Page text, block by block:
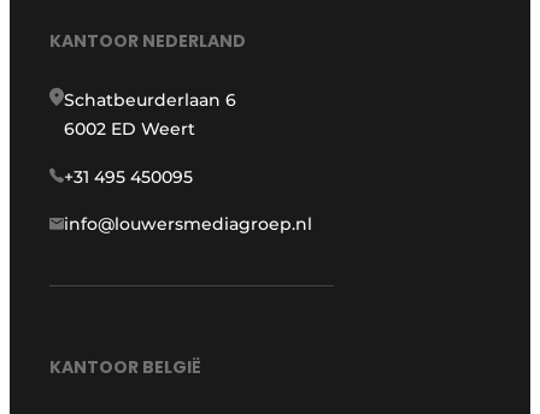
KANTOOR NEDERLAND
Schatbeurderlaan 6
6002 ED Weert
+31 495 450095
info@louwersmediagroep.nl
KANTOOR BELGIË